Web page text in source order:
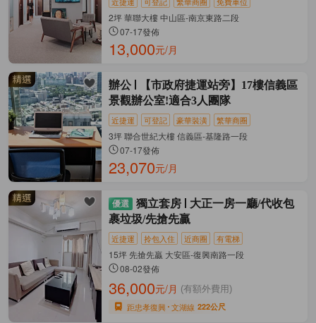
2坪 華聯大樓 中山區-南京東路二段
07-17發佈
13,000元/月
辦公
【市政府捷運站旁】17樓信義區
景觀辦公室!適合3人團隊
近捷運 可登記 豪華裝潢 繁華商圈
3坪 聯合世紀大樓 信義區-基隆路一段
07-17發佈
23,070元/月
獨立套房
大正一房一廳/代收包
裹垃圾/先搶先贏
近捷運 拎包入住 近商圈 有電梯
15坪 先搶先贏 大安區-復興南路一段
08-02發佈
36,000元/月 (有額外費用)
距忠孝復興 文湖線 222公尺